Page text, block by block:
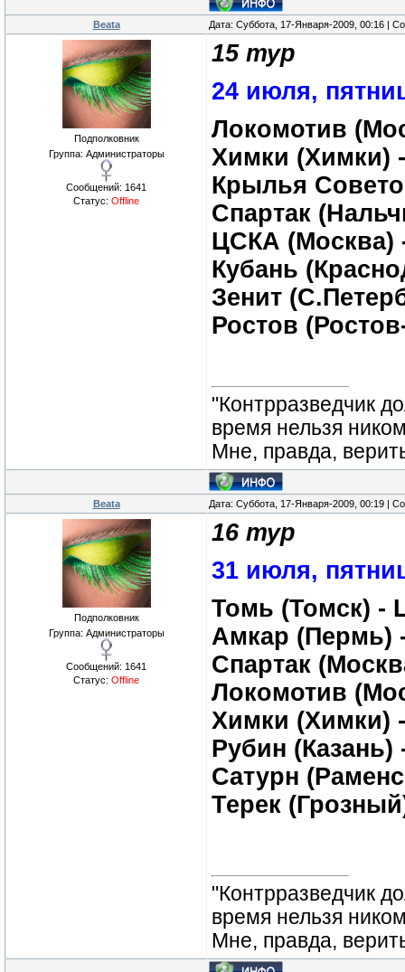
Beata Дата: Суббота, 17-Января-2009, 00:16 |
Подполковник
Группа: Администраторы
Сообщений: 1641
Статус: Offline
15 тур
24 июля,
Локомотив
Химки (Химки)
Крылья
Спартак
ЦСКА (Москва)
Кубань
Зенит
Ростов
"Контрразведчик
время нельзя
Мне, правда,
Beata Дата: Суббота, 17-Января-2009, 00:19 |
Подполковник
Группа: Администраторы
Сообщений: 1641
Статус: Offline
16 тур
31 июля,
Томь (Томск) -
Амкар (Пермь)
Спартак
Локомотив
Химки (Химки)
Рубин (Казань)
Сатурн
Терек
"Контрразведчик
время нельзя
Мне, правда,